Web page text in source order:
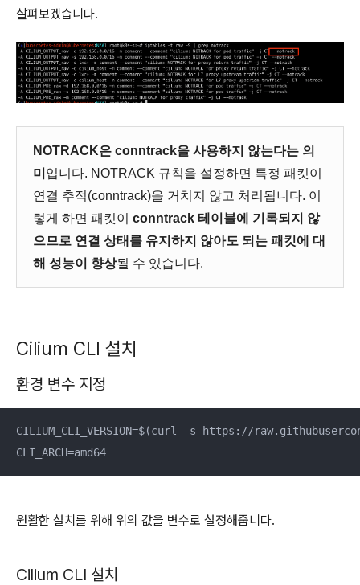
살펴보겠습니다.
NOTRACK은 conntrack을 사용하지 않는다는 의
미 입니다. NOTRACK 규칙을 설정하면 특정 패킷이
연결 추적(conntrack)을 거치지 않고 처리됩니다. 이
렇게 하면 패킷이 conntrack 테이블에 기록되지 않
으므로 연결 상태를 유지하지 않아도 되는 패킷에 대
해 성능이 향상될 수 있습니다.
Cilium CLI 설치
환경 변수 지정
CILIUM_CLI_VERSION=$(curl -s https://
CLI_ARCH=amd64
원활한 설치를 위해 위의 값을 변수로 설정해줍니다.
Cilium CLI 설치